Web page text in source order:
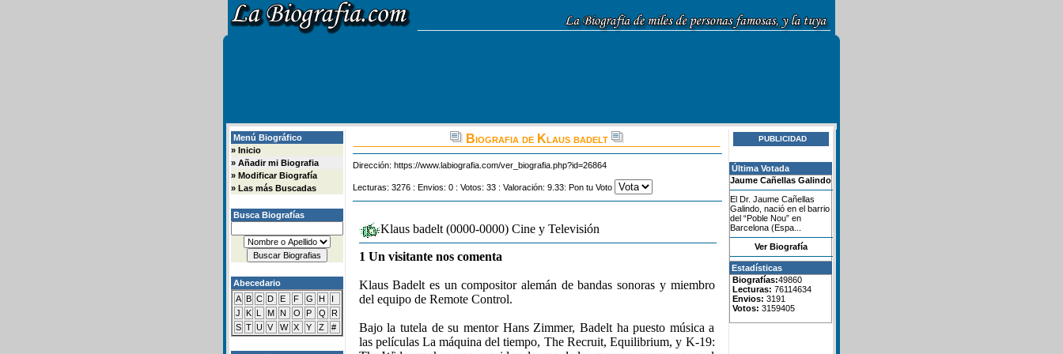
Menú Biográfico
» Inicio
» Añadir mi Biografia
» Modificar Biografía
» Las más Buscadas
Busca Biografías
Abecedario
A B C D E F G H
I
J
K L M N O P Q
R
S T U V W X Y Z #
Biografia de Klaus badelt
Dirección: https://www.labiografia.com/ver_biografia.php?id=26864
Lecturas: 3276 : Envios: 0 : Votos: 33 : Valoración: 9.33: Pon tu Voto
Klaus badelt (0000-0000) Cine y Televisión
1 Un visitante nos comenta
Klaus Badelt es un compositor alemán de bandas sonoras y miembro
del equipo de Remote Control.
Bajo la tutela de su mentor Hans Zimmer, Badelt ha puesto música a
las películas La máquina del tiempo, The Recruit, Equilibrium, y K-19:
PUBLICIDAD
Última Votada
Jaume Cañellas Galindo
El Dr. Jaume Cañellas
Galindo, nació en el barrio
del “Poble Nou” en
Barcelona (Espa...
Ver Biografía
Estadísticas
Biografías:49860
Lecturas: 76114634
Envios: 3191
Votos: 3159405